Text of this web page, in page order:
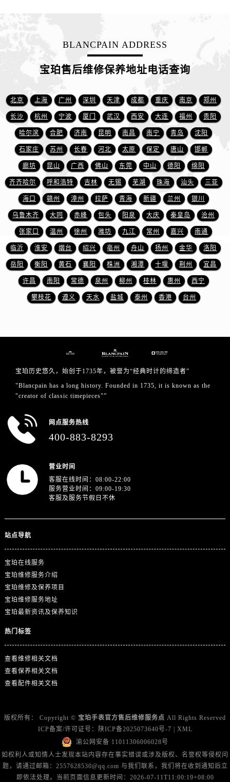
澳门省路氹城市金光大道宝珀售后服务中心（需提前预约）
澳门特别行政区望德堂区塔石广场宝珀售后服务中心（需提前预约）
福建省福州市鼓楼区五四路128-1号恒力城写字楼15层03室宝珀售后服务中心（需提前预约）
福建省厦门市思明区湖滨东路95号万象城华润大厦B座11层1104室宝珀售后服务中心（需提前预约）
广东省潮州市潮安区新风路与潮汕路交汇处宝珀售后服务中心（需提前预约）
广东省广州市天河区天河路230号万菱汇国际中心A塔7层704室宝珀售后服务中心（需提前预约）
广东省广州市越秀区环市东路371-375号世界贸易中心大厦南塔15层1507室宝珀售后服务中心（需提前预约）
广东省河源市源城区越王大道宝珀售后服务中心（需提前预约）
广东省惠州市惠城区江北文昌一路7号华贸大厦1座30层3005室宝珀售后服务中心（需提前预约）
广东省江门市蓬江区广场西路宝珀售后服务中心（需提前预约）
广东省揭阳市榕城进贤门步行街宝珀售后服务中心（需提前预约）
广东省茂名市电白区水东街道迎宾大道宝珀售后服务中心（需提前预约）
广东省梅州市梅江区金燕大道宝珀售后服务中心（需提前预约）
广东省清远市清城区湖西路宝珀售后服务中心（需提前预约）
广东省湛江市赤坎区观海北路宝珀售后服务中心（需提前预约）
香港特别行政区铜锣湾区湾仔区轩尼诗道宝珀售后服务中心（需提前预约）
BLANCPAIN ADDRESS
宝珀售后维修保养地址电话查询
北京 上海 广州 深圳 天津 成都 重庆 南京 郑州
长沙 杭州 宁波 厦门 武汉 西安 大连 福州 贵阳
哈尔滨 合肥 济南 昆明 南昌 南宁 青岛 沈阳
石家庄 苏州 长春 河北 太原 保定 唐山 邯郸
廊坊 昆山 广西 佛山 东莞 中山 德阳 绵阳
齐齐哈尔 呼和浩特 吉林 无锡 芜湖 珠海 汕头 三亚
海口 赣州 漳州 拉萨 青海 新疆 兰州 银川
乌鲁木齐 大同 赤峰 包头 阳泉 大庆 秦皇岛 沧州
张家口 温州 徐州 潍坊 九江 常州 嘉兴 南通
临沂 淮安 烟台 绍兴 亳州 舟山 扬州 金华 洛阳
岳阳 衡阳 黄石 襄阳 株洲 湘潭 十堰 荆州 宜昌
许昌 南阳 常德 泉州 柳州 桂林 惠州 西宁
攀枝花 遵义 天水 盐城 泰州 香港 台州
宝珀历史悠久，始创于1735年，被誉为“经典时计的缔造者”
"Blancpain has a long history. Founded in 1735, it is known as the
"creator of classic timepieces"”
网点服务热线
400-883-8293
营业时间
客服在线时间：08:00-22:00
服务营业时间：09:00-19:30
客服及服务节假日不休
站点导航
宝珀在线服务
宝珀维修服务介绍
宝珀维修及保养项目
宝珀维修服务地址
宝珀最新资讯及保养知识
热门标签
查看维修相关文档
查看保养相关文档
查看配件相关文档
版权所有： Copyright © 宝珀手表官方售后维修服务点 All Rights Reserved
ICP备案/许可证号：
陕ICP备2025073640号-7
XML
渝公网安备 11011306006028号
如权利人或知情人士发现本站内容存在事实错误或涉及版权、名誉权等侵权问
题，请通过邮箱：2557628530@qq.com 与我们联系，我们将在收到通知后立
即依法处理。当前页面信息更新时间：2026-07-11T11:00:19+08:00